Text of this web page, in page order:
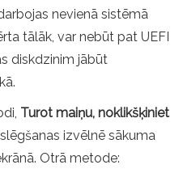
nevienā sistēmā
tālāk, var nebūt pat UEFI
diskdzinim jābūt
Turot maiņu, noklikšķiniet
izvēlnē sākuma
Otrā metode: